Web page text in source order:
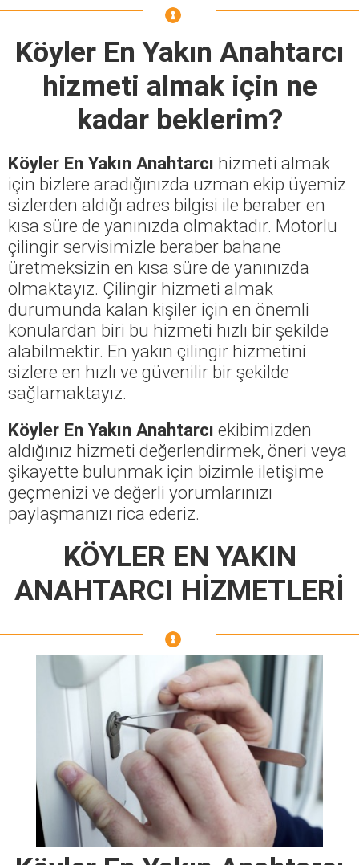
Köyler En Yakın Anahtarcı
hizmeti almak için ne
kadar beklerim?
Köyler En Yakın Anahtarcı hizmeti almak
için bizlere aradığınızda uzman ekip üyemiz
sizlerden aldığı adres bilgisi ile beraber en
kısa süre de yanınızda olmaktadır. Motorlu
çilingir servisimizle beraber bahane
üretmeksizin en kısa süre de yanınızda
olmaktayız. Çilingir hizmeti almak
durumunda kalan kişiler için en önemli
konulardan biri bu hizmeti hızlı bir şekilde
alabilmektir. En yakın çilingir hizmetini
sizlere en hızlı ve güvenilir bir şekilde
sağlamaktayız.
Köyler En Yakın Anahtarcı ekibimizden
aldığınız hizmeti değerlendirmek, öneri veya
şikayette bulunmak için bizimle iletişime
geçmenizi ve değerli yorumlarınızı
paylaşmanızı rica ederiz.
KÖYLER EN YAKIN
ANAHTARCI HİZMETLERİ